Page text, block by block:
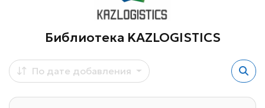
Библиотека KAZLOGISTICS
По дате добавления